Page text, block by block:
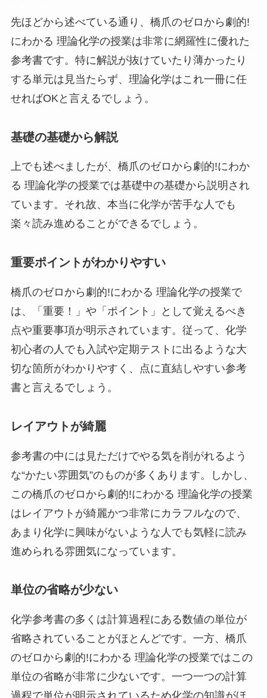
先ほどから述べている通り、橋爪のゼロから劇的!
にわかる 理論化学の授業は非常に網羅性に優れた
参考書です。特に解説が抜けていたり薄かったり
する単元は見当たらず、理論化学はこれ一冊に任
せればOKと言えるでしょう。
基礎の基礎から解説
上でも述べましたが、橋爪のゼロから劇的!にわか
る 理論化学の授業では基礎中の基礎から説明され
ています。それ故、本当に化学が苦手な人でも
楽々読み進めることができるでしょう。
重要ポイントがわかりやすい
橋爪のゼロから劇的!にわかる 理論化学の授業で
は、「重要！」や「ポイント」として覚えるべき
点や重要事項が明示されています。従って、化学
初心者の人でも入試や定期テストに出るような大
切な箇所がわかりやすく、点に直結しやすい参考
書と言えるでしょう。
レイアウトが綺麗
参考書の中には見ただけでやる気を削がれるよう
な“かたい雰囲気”のものが多くあります。しかし、
この橋爪のゼロから劇的!にわかる 理論化学の授業
はレイアウトが綺麗かつ非常にカラフルなので、
あまり化学に興味がないような人でも気軽に読み
進められる雰囲気になっています。
単位の省略が少ない
化学参考書の多くは計算過程にある数値の単位が
省略されていることがほとんどです。一方、橋爪
のゼロから劇的!にわかる 理論化学の授業ではこの
単位の省略が非常に少ないです。一つ一つの計算